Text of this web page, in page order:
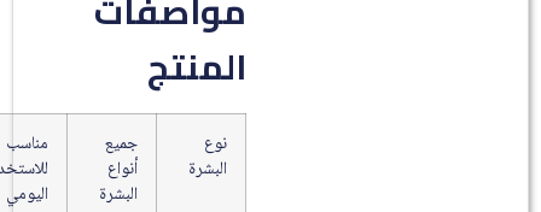
المنتج
البشرة
البشرة
مناسب
للاستخدام
اليومي